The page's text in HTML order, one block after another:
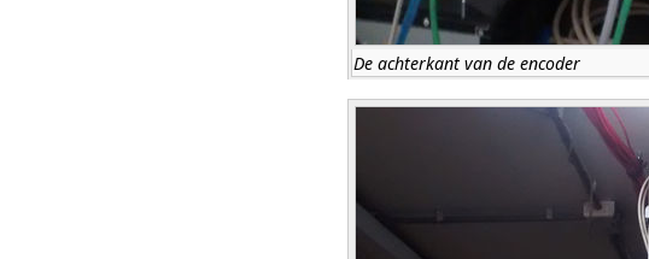
De achterkant van de encoder